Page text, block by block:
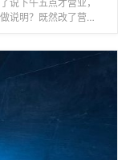
下午五点才营业，
说明？既然改了营业